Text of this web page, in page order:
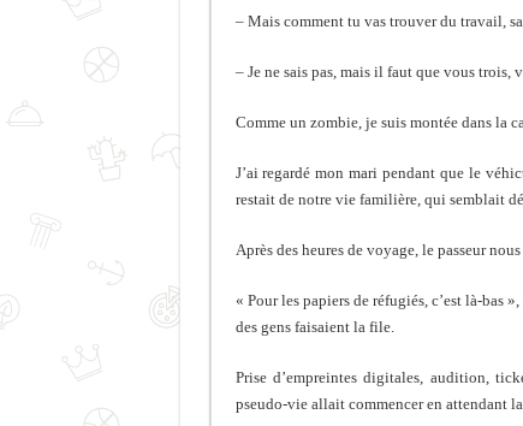
– Mais comment tu vas trouver du travail,
– Je ne sais pas, mais il faut que vous
Comme un zombie, je suis montée dans la
J’ai regardé mon mari pendant que le
restait de notre vie familière, qui semblait
Après des heures de voyage, le passeur
« Pour les papiers de réfugiés, c’est là-
des gens faisaient la file.
Prise d’empreintes digitales, audition,
pseudo-vie allait commencer en attendant